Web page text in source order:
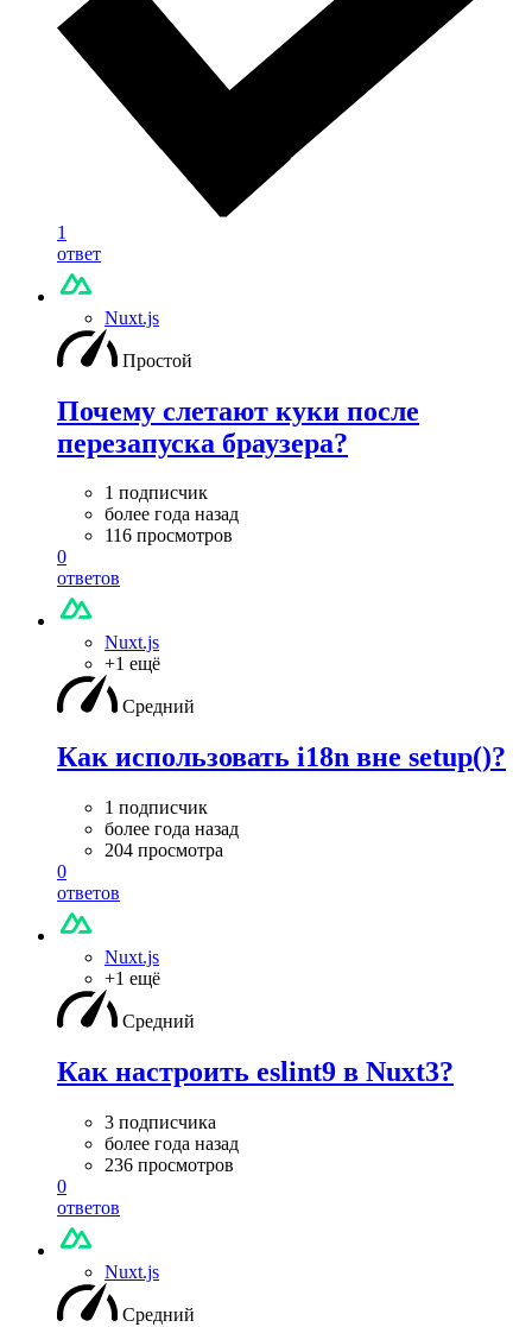
1
ответ
Nuxt.js
Простой
Почему слетают куки после
перезапуска браузера?
1 подписчик
более года назад
116 просмотров
0
ответов
Nuxt.js
+1 ещё
Средний
Как использовать i18n вне setup()?
1 подписчик
более года назад
204 просмотра
0
ответов
Nuxt.js
+1 ещё
Средний
Как настроить eslint9 в Nuxt3?
3 подписчика
более года назад
236 просмотров
0
ответов
Nuxt.js
Средний